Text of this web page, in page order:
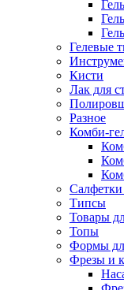
Гелевые
Кисти
Лак для
Разное
Комби-
Салфетки
Типсы
Товары
Топы
Формы
Фрезы и